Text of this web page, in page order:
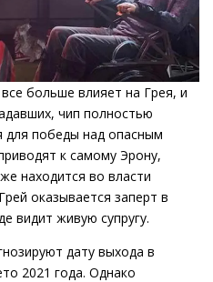
больше влияет на Грея, и
чип полностью
для победы над опасным
к самому Эрону,
находится во власти
оказывается заперт в
видит живую супругу.
дату выхода в
2021 года. Однако